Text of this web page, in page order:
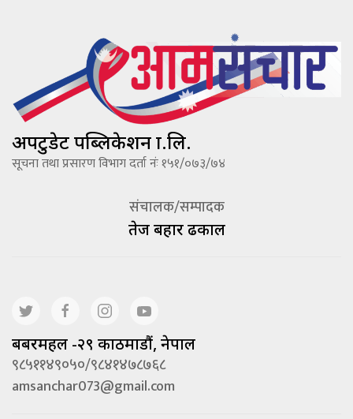
अपटुडेट पब्लिकेशन प्रा.लि.
सूचना तथा प्रसारण विभाग दर्ता नंः १५१/०७३/७४
संचालक/सम्पादक
तेज बहादूर ढकाल
बबरमहल -२९ काठमाडौं, नेपाल
९८५११४९०५०/९८४१४७८७६८
amsanchar073@gmail.com